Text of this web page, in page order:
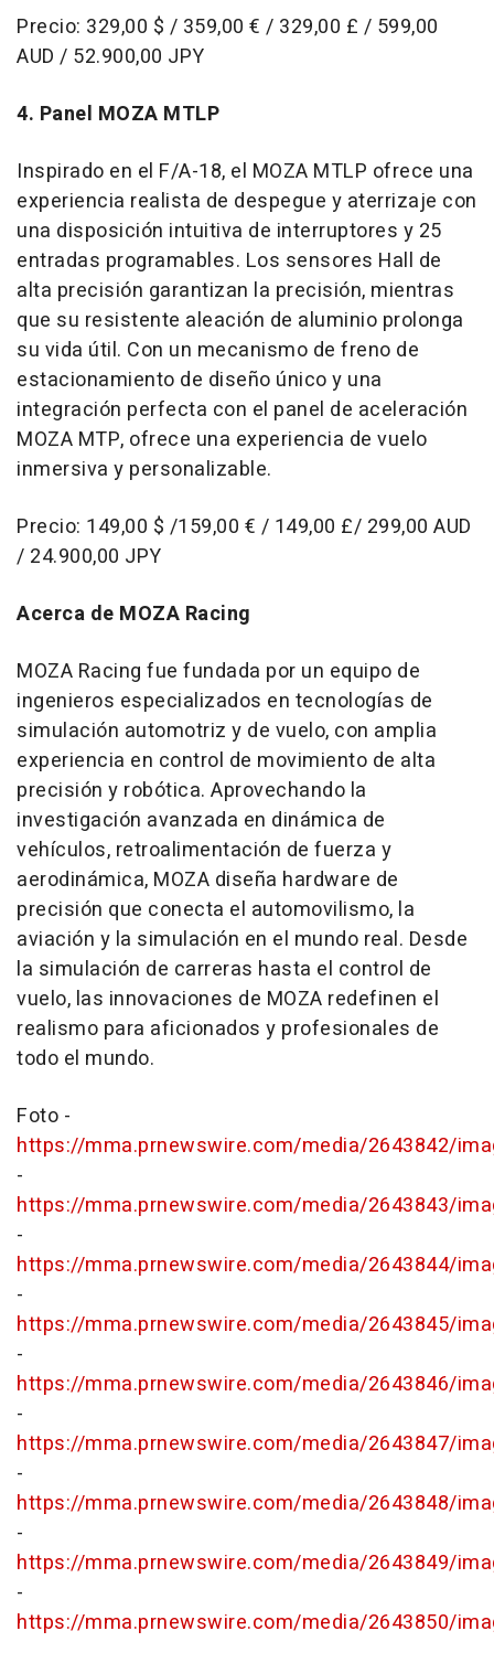
Precio: 329,00 $ / 359,00 € / 329,00 £ / 599,00
AUD / 52.900,00 JPY
4. Panel MOZA MTLP
Inspirado en el F/A-18, el MOZA MTLP ofrece una
experiencia realista de despegue y aterrizaje con
una disposición intuitiva de interruptores y 25
entradas programables. Los sensores Hall de
alta precisión garantizan la precisión, mientras
que su resistente aleación de aluminio prolonga
su vida útil. Con un mecanismo de freno de
estacionamiento de diseño único y una
integración perfecta con el panel de aceleración
MOZA MTP, ofrece una experiencia de vuelo
inmersiva y personalizable.
Precio: 149,00 $ /159,00 € / 149,00 £/ 299,00 AUD
/ 24.900,00 JPY
Acerca de MOZA Racing
MOZA Racing fue fundada por un equipo de
ingenieros especializados en tecnologías de
simulación automotriz y de vuelo, con amplia
experiencia en control de movimiento de alta
precisión y robótica. Aprovechando la
investigación avanzada en dinámica de
vehículos, retroalimentación de fuerza y
aerodinámica, MOZA diseña hardware de
precisión que conecta el automovilismo, la
aviación y la simulación en el mundo real. Desde
la simulación de carreras hasta el control de
vuelo, las innovaciones de MOZA redefinen el
realismo para aficionados y profesionales de
todo el mundo.
Foto -
https://mma.prnewswire.com/media/2643842/
-
https://mma.prnewswire.com/media/2643843/
-
https://mma.prnewswire.com/media/2643844/
-
https://mma.prnewswire.com/media/2643845/
-
https://mma.prnewswire.com/media/2643846/
-
https://mma.prnewswire.com/media/2643847/
-
https://mma.prnewswire.com/media/2643848/
-
https://mma.prnewswire.com/media/2643849/
-
https://mma.prnewswire.com/media/2643850/